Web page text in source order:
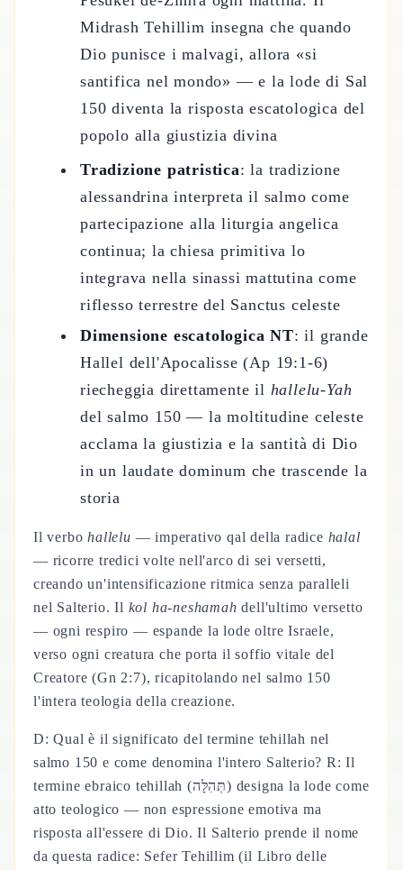
Midrash Tehillim insegna che quando
Dio punisce i malvagi, allora «si
santifica nel mondo» — e la lode di Sal
150 diventa la risposta escatologica del
popolo alla giustizia divina
Tradizione patristica: la tradizione
alessandrina interpreta il salmo come
partecipazione alla liturgia angelica
continua; la chiesa primitiva lo
integrava nella sinassi mattutina come
riflesso terrestre del Sanctus celeste
Dimensione escatologica NT: il grande
Hallel dell'Apocalisse (Ap 19:1-6)
riecheggia direttamente il hallelu-Yah
del salmo 150 — la moltitudine celeste
acclama la giustizia e la santità di Dio
in un laudate dominum che trascende la
storia
Il verbohallelu — imperativo qal della radice halal
— ricorre tredici volte nell'arco di sei versetti,
creando un'intensificazione ritmica senza paralleli
nel Salterio. Il kol ha-neshamah dell'ultimo versetto
— ogni respiro — espande la lode oltre Israele,
verso ogni creatura che porta il soffio vitale del
Creatore (Gn 2:7), ricapitolando nel salmo 150
l'intera teologia della creazione.
D: Qual è il significato del termine tehillah nel
salmo 150 e come denomina l'intero Salterio? R: Il
termine ebraico tehillah (תְּהִלָּה) designa la lode come
atto teologico — non espressione emotiva ma
risposta all'essere di Dio. Il Salterio prende il nome
da questa radice: Sefer Tehillim (il Libro delle